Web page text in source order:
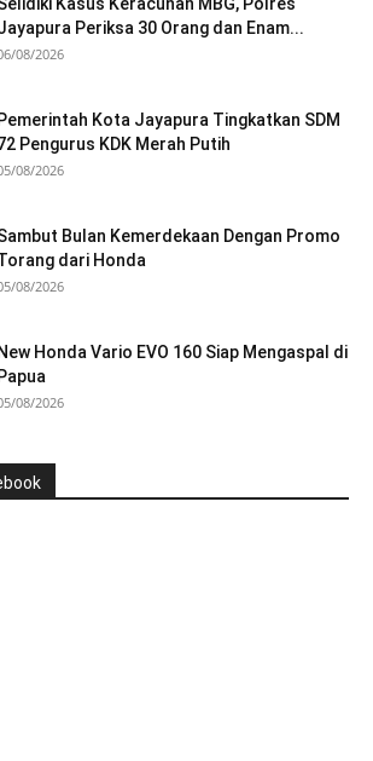
Kasus Keracunan MBG, Polres
Periksa 30 Orang dan Enam...
08/2026
Pemerintah Kota Jayapura Tingkatkan SDM
Pengurus KDK Merah Putih
08/2026
Bulan Kemerdekaan Dengan Promo
dari Honda
08/2026
New Honda Vario EVO 160 Siap Mengaspal di
Papua
08/2026